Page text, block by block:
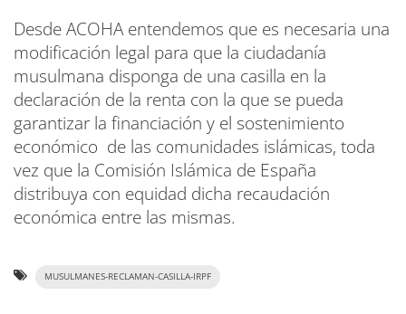
Desde ACOHA entendemos que es necesaria una
modificación legal para que la ciudadanía
musulmana disponga de una casilla en la
declaración de la renta con la que se pueda
garantizar la financiación y el sostenimiento
económico de las comunidades islámicas, toda
vez que la Comisión Islámica de España
distribuya con equidad dicha recaudación
económica entre las mismas.
MUSULMANES-RECLAMAN-CASILLA-IRPF